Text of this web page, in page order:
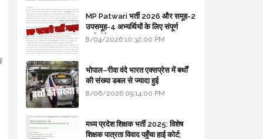
MP Patwari भर्ती 2026 और समूह-2
उपसमूह-4 अभ्यर्थियों के लिए संपूर्ण
मार्गदर्शिका
8/04/2026 10:32:00 PM
भोपाल–रीवा वंदे भारत एक्सप्रेस में बर्थों
की संख्या डबल से ज्यादा हुई
8/06/2026 09:14:00 PM
मध्य प्रदेश शिक्षक भर्ती 2025: विशेष
शिक्षक पात्रता विवाद पहुँचा हाई कोर्ट;